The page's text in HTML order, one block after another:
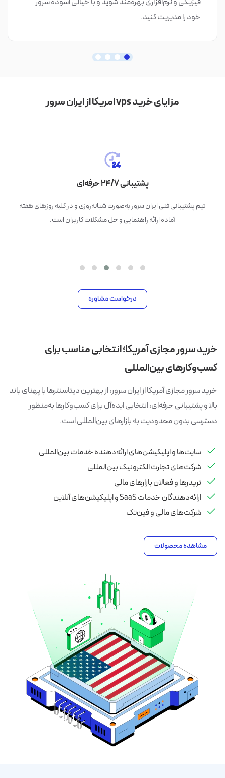
خود را مدیریت کنید.
مزایای خرید vps امریکا از ایران سرور
سخت‌افزار قدرتمند و منابع اختصاصی
سرورهای ایران سرور از پردازنده‌های نسل جدید، حافظه پرسرعت SSD و
منابع کاملاً اختصاصی بهره می‌برند تا حداکثر کارایی و سرعت را برای شما
درخواست مشاوره
خرید سرور مجازی آمریکا؛ انتخابی مناسب برای
کسب‌وکارهای بین‌المللی
خرید سرور مجازی آمریکا از ایران سرور، از بهترین دیتاسنترها با پهنای باند
بالا و پشتیبانی حرفه‌ای، انتخابی ایده‌آل برای کسب‌وکارها به‌منظور
دسترسی بدون محدودیت به بازارهای بین‌المللی است.
سایت‌ها و اپلیکیشن‌های ارائه‌دهنده خدمات بین‌المللی
شرکت‌های تجارت الکترونیک بین‌المللی
تریدرها و فعالان بازارهای مالی
ارائه‌دهندگان خدمات SaaS و اپلیکیشن‌های آنلاین
شرکت‌های مالی و فین‌تک
مشاهده محصولات